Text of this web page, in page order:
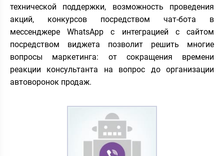
технической поддержки, возможность проведения
акций, конкурсов посредством чат-бота в
мессенджере WhatsApp с интеграцией с сайтом
посредством виджета позволит решить многие
вопросы маркетинга: от сокращения времени
реакции консультанта на вопрос до организации
автоворонок продаж.